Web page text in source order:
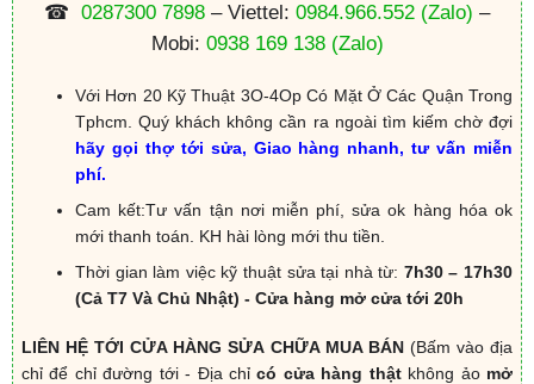
☎ 0287300 7898 – Viettel: 0984.966.552 (Zalo) –
Mobi: 0938 169 138 (Zalo)
Với Hơn 20 Kỹ Thuật 3O-4Op Có Mặt Ở Các Quận Trong
Tphcm. Quý khách không cần ra ngoài tìm kiếm chờ đợi
hãy gọi thợ tới sửa, Giao hàng nhanh, tư vấn miễn
phí.
Cam kết:Tư vấn tận nơi miễn phí, sửa ok hàng hóa ok
mới thanh toán. KH hài lòng mới thu tiền.
Thời gian làm việc kỹ thuật sửa tại nhà từ: 7h30 – 17h30
(Cả T7 Và Chủ Nhật) - Cửa hàng mở cửa tới 20h
LIÊN HỆ TỚI CỬA HÀNG SỬA CHỮA MUA BÁN(Bấm vào địa
chỉ để chỉ đường tới - Địa chỉcó cửa hàng thậtkhông ảo mở